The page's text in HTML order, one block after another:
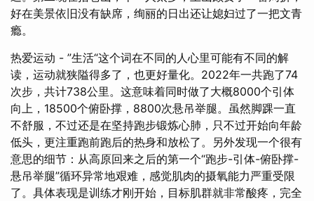
好在美景依旧没有缺席，绚丽的日出还让媳妇过了一把文青
瘾。
热爱运动 - ”生活“这个词在不同的人心里可能有不同的解
读，运动就狭隘得多了，也更好量化。2022年一共跑了74
次步，共计738公里。这意味着同时做了大概8000个引体
向上，18500个俯卧撑，8800次悬吊举腿。虽然脚踝一直
不舒服，不过还是在坚持跑步锻炼心肺，只不过开始向年龄
低头，更注重跑前跑后的热身和放松了。另外发现一个很有
意思的细节：从高原回来之后的第一个“跑步-引体-俯卧撑-
悬吊举腿”循环异常地艰难，感觉肌肉的摄氧能力严重受限
了。具体表现是训练才刚开始，目标肌群就非常酸疼，完全